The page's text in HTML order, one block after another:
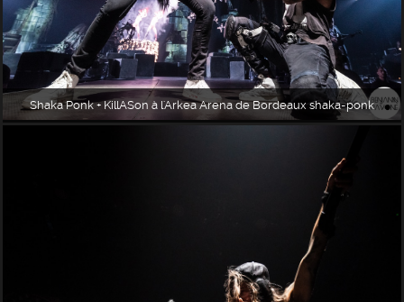
Shaka Ponk + KillASon à l'Arkea Arena de Bordeaux shaka-ponk